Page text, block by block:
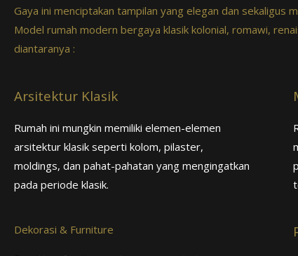
Gaya ini menciptakan tampilan yang elegan dan
Model rumah modern bergaya klasik kolonial, romawi,
diantaranya :
Arsitektur Klasik
Rumah ini mungkin memiliki elemen-elemen
arsitektur klasik seperti kolom, pilaster,
moldings, dan pahat-pahatan yang mengingatkan
pada periode klasik.
Dekorasi & Furniture